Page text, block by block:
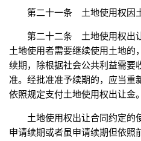
第二十一条 土地使用权因
第二十二条 土地使用权出
土地使用者需要继续使用土地的
续期，除根据社会公共利益需要
准。经批准准予续期的，应当重
依照规定支付土地使用权出让金。
土地使用权出让合同约定的
申请续期或者虽申请续期但依照